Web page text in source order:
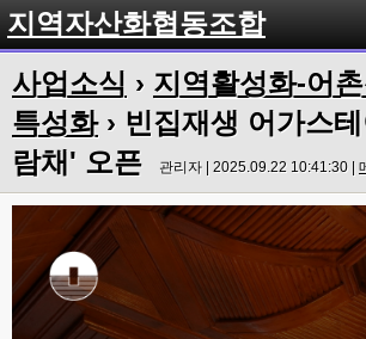
지역자산화협동조합
사업소식 › 지역활성화-어
특성화› 빈집재생 어가스
람채' 오픈
관리자 | 2025.09.22 10:41:30 |